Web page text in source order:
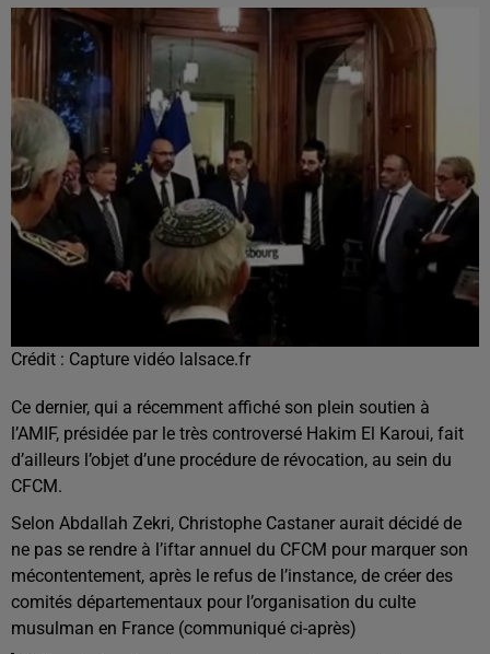
Crédit : Capture vidéo lalsace.fr
Ce dernier, qui a récemment affiché son plein soutien à
l’AMIF, présidée par le très controversé Hakim El Karoui, fait
d’ailleurs l’objet d’une procédure de révocation, au sein du
CFCM.
Selon Abdallah Zekri, Christophe Castaner aurait décidé de
ne pas se rendre à l’iftar annuel du CFCM pour marquer son
mécontentement, après le refus de l’instance, de créer des
comités départementaux pour l’organisation du culte
musulman en France (communiqué ci-après)